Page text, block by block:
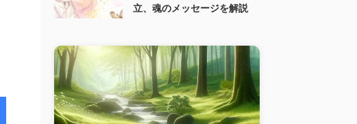
立、魂のメッセージを解説